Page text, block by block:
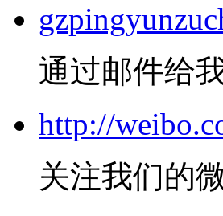
通过邮件给
http://
关注我们的